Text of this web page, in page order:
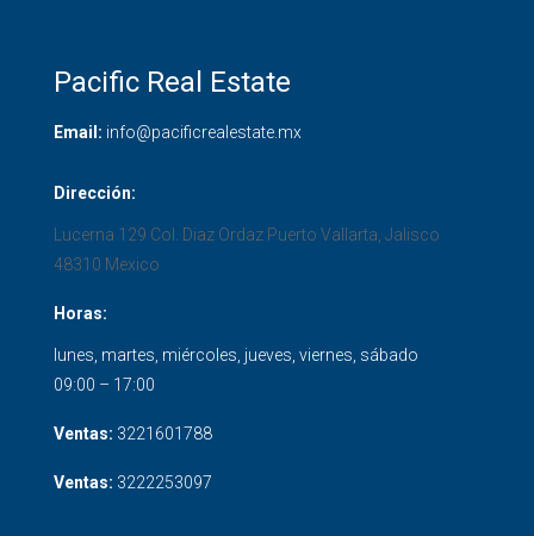
Pacific Real Estate
Email: info@pacificrealestate.mx
Dirección:
Lucerna 129 Col. Diaz Ordaz Puerto Vallarta Jalisco
48310 Mexico
Horas:
lunes, martes, miércoles, jueves, viernes, sábado
09:00 – 17:00
Ventas: 3221601788
Ventas: 3222253097